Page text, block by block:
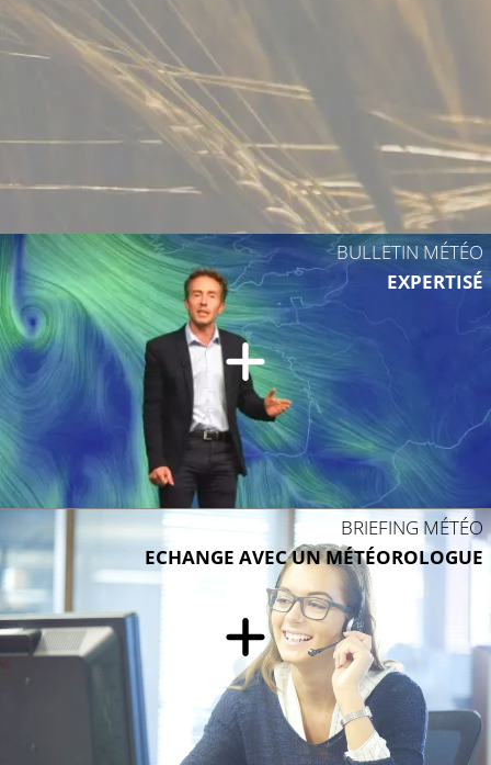
30°C
BULLETIN MÉTÉO
EXPERTISÉ
BRIEFING MÉTÉO
ECHANGE AVEC UN MÉTÉOROLOGUE